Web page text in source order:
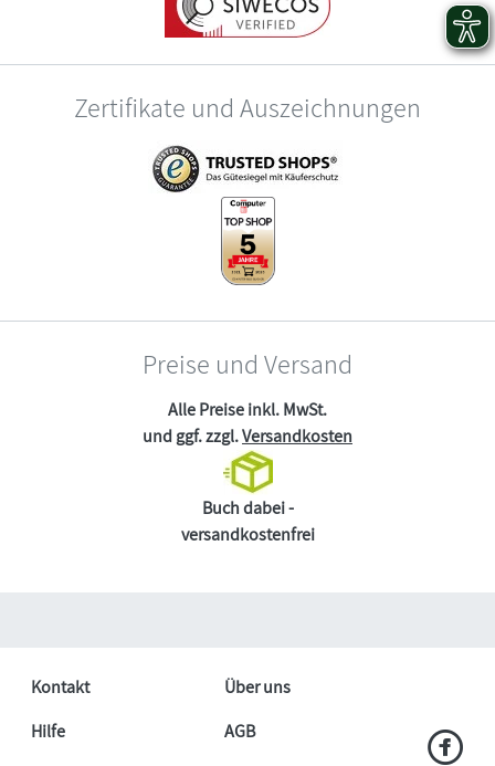
Zertifikate und Auszeichnungen
Preise und Versand
Alle Preise inkl. MwSt.
und ggf. zzgl.Versandkosten
Buch dabei -
versandkostenfrei
Kontakt
Über uns
Hilfe
AGB